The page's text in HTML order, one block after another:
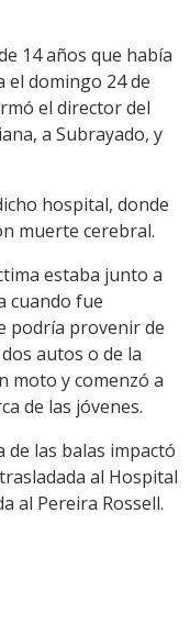
14 años que había
el domingo 24 de
el director del
a Subrayado, y
hospital, donde
muerte cerebral.
estaba junto a
cuando fue
podría provenir de
autos o de la
moto y comenzó a
de las jóvenes.
de las balas impactó
al Hospital
al Pereira Rossell.